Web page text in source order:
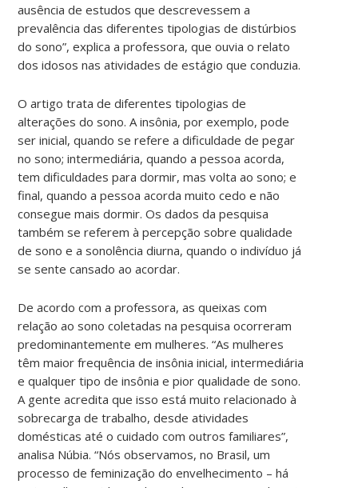
ausência de estudos que descrevessem a
prevalência das diferentes tipologias de distúrbios
do sono”, explica a professora, que ouvia o relato
dos idosos nas atividades de estágio que conduzia.
O artigo trata de diferentes tipologias de
alterações do sono. A insônia, por exemplo, pode
ser inicial, quando se refere a dificuldade de pegar
no sono; intermediária, quando a pessoa acorda,
tem dificuldades para dormir, mas volta ao sono; e
final, quando a pessoa acorda muito cedo e não
consegue mais dormir. Os dados da pesquisa
também se referem à percepção sobre qualidade
de sono e a sonolência diurna, quando o indivíduo já
se sente cansado ao acordar.
De acordo com a professora, as queixas com
relação ao sono coletadas na pesquisa ocorreram
predominantemente em mulheres. “As mulheres
têm maior frequência de insônia inicial, intermediária
e qualquer tipo de insônia e pior qualidade de sono.
A gente acredita que isso está muito relacionado à
sobrecarga de trabalho, desde atividades
domésticas até o cuidado com outros familiares”,
analisa Núbia. “Nós observamos, no Brasil, um
processo de feminização do envelhecimento – há